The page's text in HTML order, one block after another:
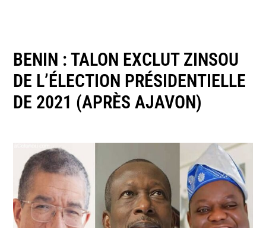
BENIN : TALON EXCLUT ZINSOU
DE L’ÉLECTION PRÉSIDENTIELLE
DE 2021 (APRÈS AJAVON)